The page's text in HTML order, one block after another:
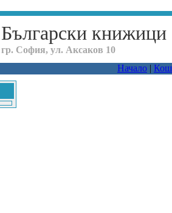
Български книжици
гр. София, ул. Аксаков 10
Начало |